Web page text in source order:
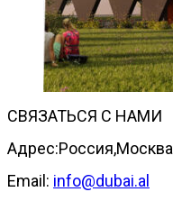
СВЯЗАТЬСЯ С НАМИ
Адрес:Россия,Москва
Email: info@dubai.al